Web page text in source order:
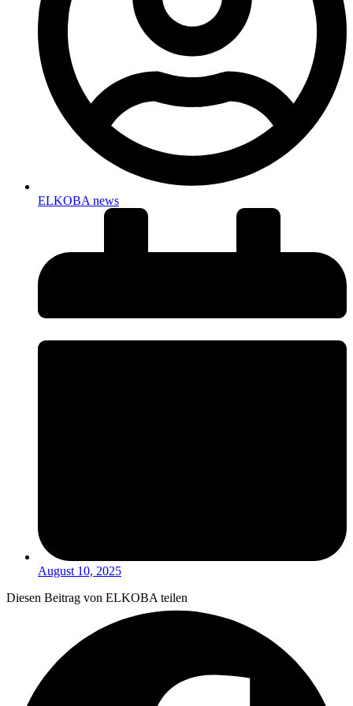
ELKOBA news
August 10, 2025
Diesen Beitrag von ELKOBA teilen